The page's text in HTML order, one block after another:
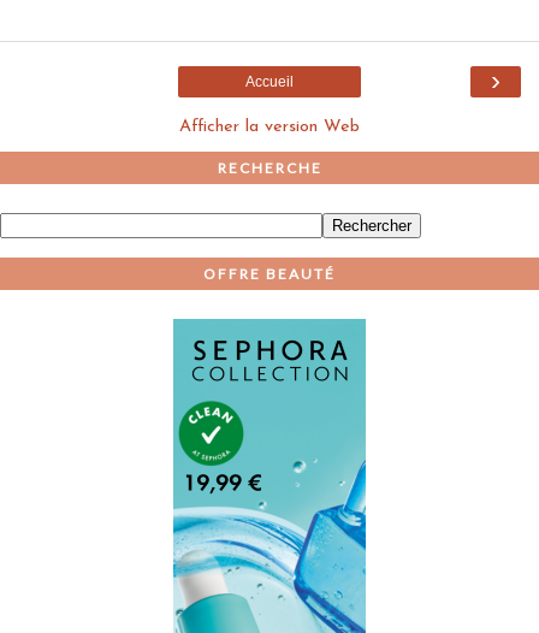
›
Accueil
Afficher la version Web
RECHERCHE
OFFRE BEAUTÉ